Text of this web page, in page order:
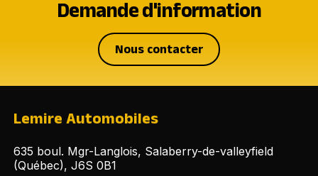
Demande d'information
Nous contacter
Lemire Automobiles
635 boul. Mgr-Langlois, Salaberry-de-valleyfield
(Québec), J6S 0B1